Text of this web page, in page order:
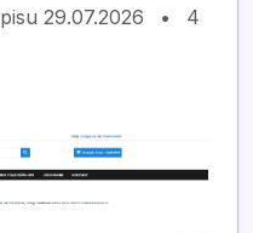
29.07.2026 •
4